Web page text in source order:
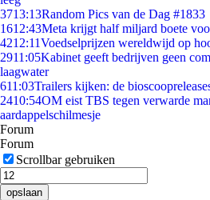
3713:13Random Pics van de Dag #1833
1612:43Meta krijgt half miljard boete
4212:11Voedselprijzen wereldwijd op
2911:05Kabinet geeft bedrijven geen
laagwater
611:03Trailers kijken: de
2410:54OM eist TBS tegen verwarde
aardappelschilmesje
Forum
Forum
Scrollbar gebruiken
opslaan